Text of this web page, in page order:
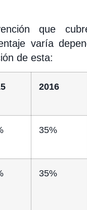
que
varía
de esta:
2016
35%
35%